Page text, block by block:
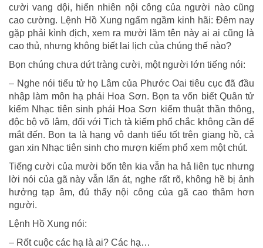
cười vang dội, hiển nhiên nội công của người nào cũng
cao cường. Lệnh Hồ Xung ngấm ngầm kinh hãi: Đêm nay
gặp phải kình địch, xem ra mười lăm tên này ai ai cũng là
cao thủ, nhưng không biết lai lịch của chúng thế nào?
Bọn chúng chưa dứt tràng cười, một người lớn tiếng nói:
– Nghe nói tiểu tử họ Lâm của Phước Oai tiêu cục đã đầu
nhập làm môn hạ phái Hoa Sơn. Bọn ta vốn biết Quân tử
kiếm Nhạc tiên sinh phái Hoa Sơn kiếm thuật thần thông,
độc bộ võ lâm, đối với Tịch tà kiếm phổ chắc không cần để
mắt đến. Bọn ta là hạng vô danh tiểu tốt trên giang hồ, cả
gan xin Nhạc tiên sinh cho mượn kiếm phổ xem một chút.
Tiếng cười của mười bốn tên kia vẫn ha hả liên tục nhưng
lời nói của gã này vẫn lấn át, nghe rất rõ, không hề bị ảnh
hưởng tạp âm, đủ thấy nội công của gã cao thâm hơn
người.
Lệnh Hồ Xung nói:
– Rốt cuộc các hạ là ai? Các hạ…